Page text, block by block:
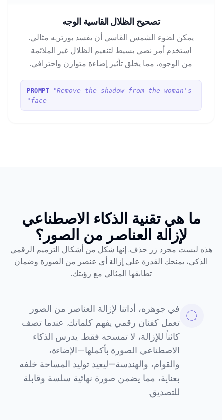
تصحيح الظلال القاسية الوجه
يمكن لضوء الشمس القاسي أن يفسد بورتريه مثالي.
استخدم أمر نصي بسيط لتنعيم الظلال غير الملائمة
من الوجوه، مما يخلق تأثير إضاءة متوازن واحترافي.
PROMPT"Remove the shadow from the woman's
face"
ما هي تقنية الذكاء الاصطناعي
لإزالة العناصر من الصور؟
هذه ليست مجرد زر حذف. إنها شكل من أشكال الترميم الرقمي
الذكي، يمنحك القدرة على إزالة أي عنصر من الصورة وضمان
تطابقها المثالي مع رؤيتك.
في جوهره، أداتنا لإزالة العناصر من الصور
تعمل كفنان رقمي يفهم كلماتك. عندما تصف
كائناً للإزالة، لا تمسحه فقط. يدرس الذكاء
الاصطناعي الصورة بأكملها—الإضاءة،
والقوام، والهندسة—ليعيد توليد المساحة خلفه
بعناية، مما يضمن صورة نهائية سلسة وقابلة
للتصديق.